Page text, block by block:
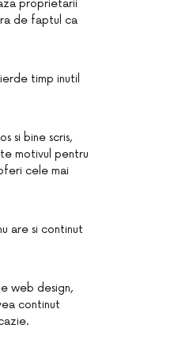
proprietarii
de faptul ca
timp inutil
si bine scris,
motivul pentru
cele mai
are si continut
web design,
continut